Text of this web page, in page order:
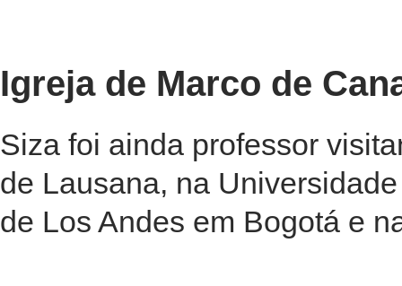
Igreja de Marco de
Siza foi ainda professor
de Lausana, na
de Los Andes em Bogotá e